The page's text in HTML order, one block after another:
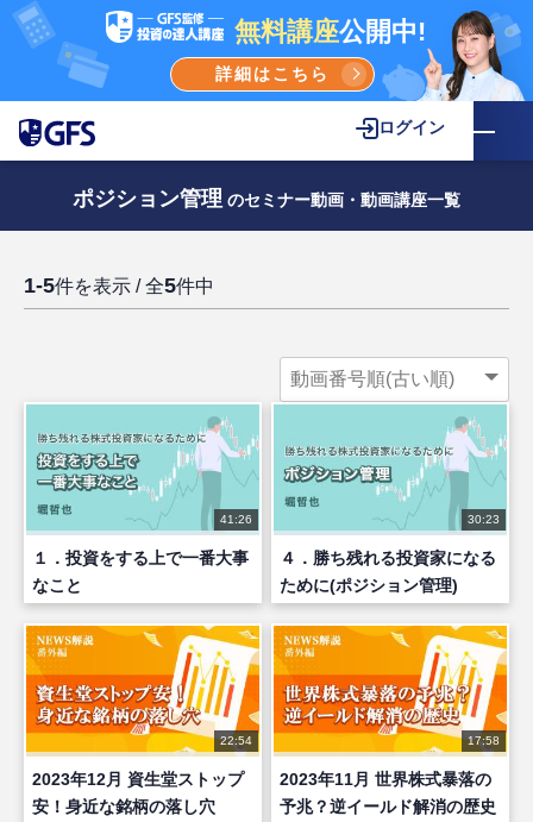
無料講座公開中!
詳細はこちら
ログイン
ポジション管理 のセミナー動画・動画講座一覧
1-5件を表示 / 全5件中
41:26
１．投資をする上で一番大事
なこと
30:23
４．勝ち残れる投資家になる
ために(ポジション管理)
22:54
2023年12月 資生堂ストップ
安！身近な銘柄の落し穴
17:58
2023年11月 世界株式暴落の
予兆？逆イールド解消の歴史